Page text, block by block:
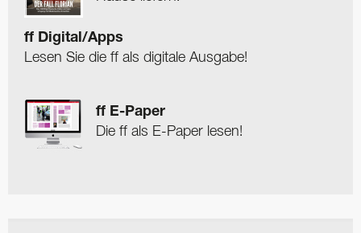
ff Digital/Apps
Lesen Sie die ff als digitale Ausgabe!
ff E-Paper
Die ff als E-Paper lesen!